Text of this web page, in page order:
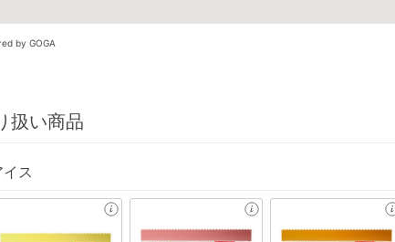
by GOGA
扱い商品
イス